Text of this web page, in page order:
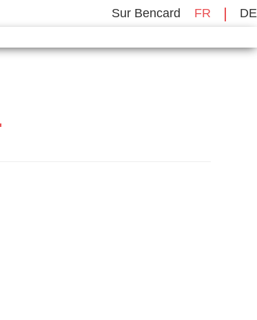
Sur Bencard FR DE